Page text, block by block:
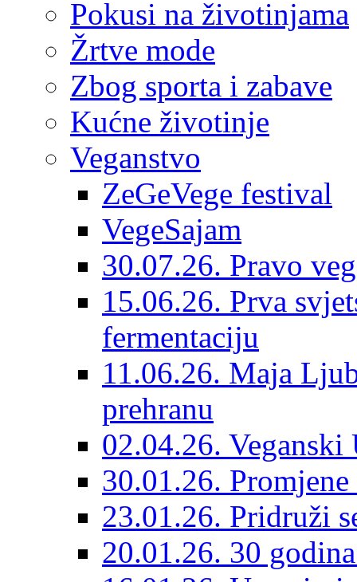
Pokusi na životinjama
Žrtve mode
Zbog sporta i zabave
Kućne životinje
Veganstvo
ZeGeVege festival
VegeSajam
30.07.26. Pravo
15.06.26. Prva
fermentaciju
11.06.26. Maja
prehranu
02.04.26. Veganski
30.01.26.
23.01.26. Pridruži
20.01.26. 30